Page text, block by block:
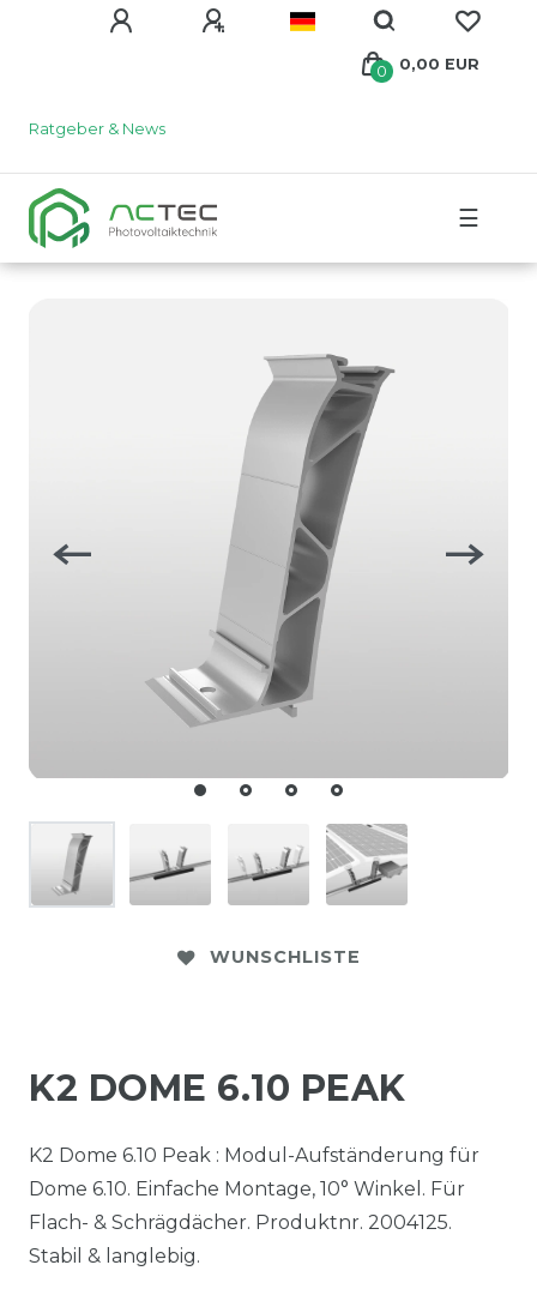
Ratgeber & News
0 0,00 EUR
☰
WUNSCHLISTE
K2 DOME 6.10 PEAK
K2 Dome 6.10 Peak : Modul-Aufständerung für
Dome 6.10. Einfache Montage, 10° Winkel. Für
Flach- & Schrägdächer. Produktnr. 2004125.
Stabil & langlebig.